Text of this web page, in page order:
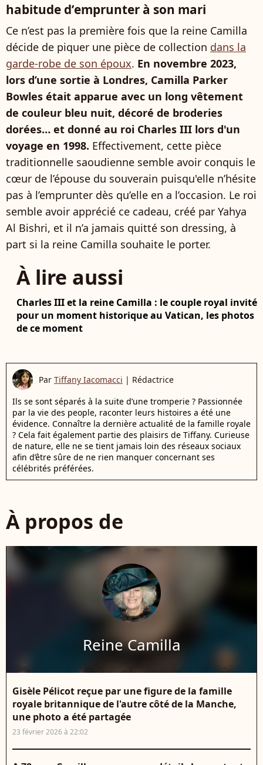
habitude d’emprunter à son mari
Ce n’est pas la première fois que la reine Camilla
décide de piquer une pièce de collection dans la
garde-robe de son époux. En novembre 2023,
lors d’une sortie à Londres, Camilla Parker
Bowles était apparue avec un long vêtement
de couleur bleu nuit, décoré de broderies
dorées… et donné au roi Charles III lors d'un
voyage en 1998. Effectivement, cette pièce
traditionnelle saoudienne semble avoir conquis le
cœur de l’épouse du souverain puisqu'elle n’hésite
pas à l’emprunter dès qu’elle en a l’occasion. Le roi
semble avoir apprécié ce cadeau, créé par Yahya
Al Bishri, et il n’a jamais quitté son dressing, à
part si la reine Camilla souhaite le porter.
À lire aussi
Charles III et la reine Camilla : le couple royal invité
pour un moment historique au Vatican, les photos
de ce moment
Par Tiffany Iacomacci | Rédactrice
Ils se sont séparés à la suite d’une tromperie ? Passionnée
par la vie des people, raconter leurs histoires a été une
évidence. Connaître la dernière actualité de la famille royale
? Cela fait également partie des plaisirs de Tiffany. Curieuse
de nature, elle ne se tient jamais loin des réseaux sociaux
afin d’être sûre de ne rien manquer concernant ses
célébrités préférées.
À propos de
Reine Camilla
Gisèle Pélicot reçue par une figure de la famille
royale britannique de l'autre côté de la Manche,
une photo a été partagée
23 février 2026 à 22:02